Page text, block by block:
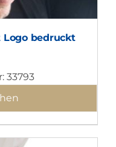
bedruckt
33793